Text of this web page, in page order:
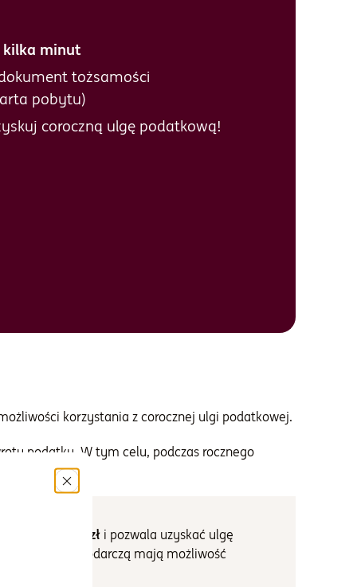
kilka minut
tożsamości
pobytu)
coroczną ulgę podatkową!
korzystania z corocznej ulgi podatkowej.
podatku. W tym celu, podczas rocznego
wynosi 11 304 zł i pozwala uzyskać ulgę
gospodarczą mają możliwość